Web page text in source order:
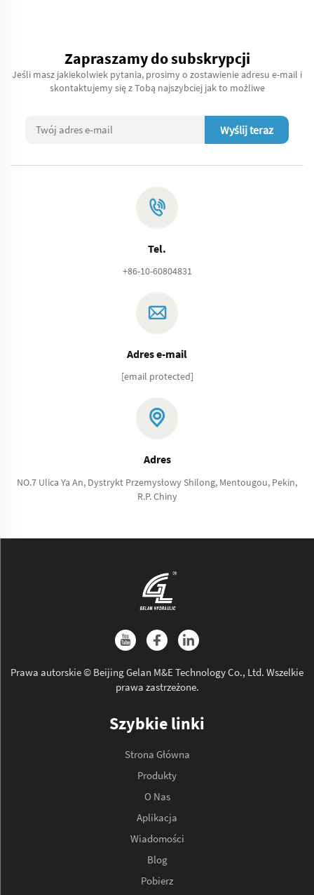
Zapraszamy do subskrypcji
Jeśli masz jakiekolwiek pytania, prosimy o zostawienie adresu e-mail i
skontaktujemy się z Tobą najszybciej jak to możliwe
Wyślij teraz
Tel.
+86-10-60804831
Adres e-mail
[email protected]
Adres
NO.7 Ulica Ya An, Dystrykt Przemysłowy Shilong, Mentougou, Pekin,
R.P. Chiny
Prawa autorskie © Beijing Gelan M&E Technology Co., Ltd. Wszelkie
prawa zastrzeżone.
Szybkie linki
Strona Główna
Produkty
O Nas
Aplikacja
Wiadomości
Blog
Pobierz